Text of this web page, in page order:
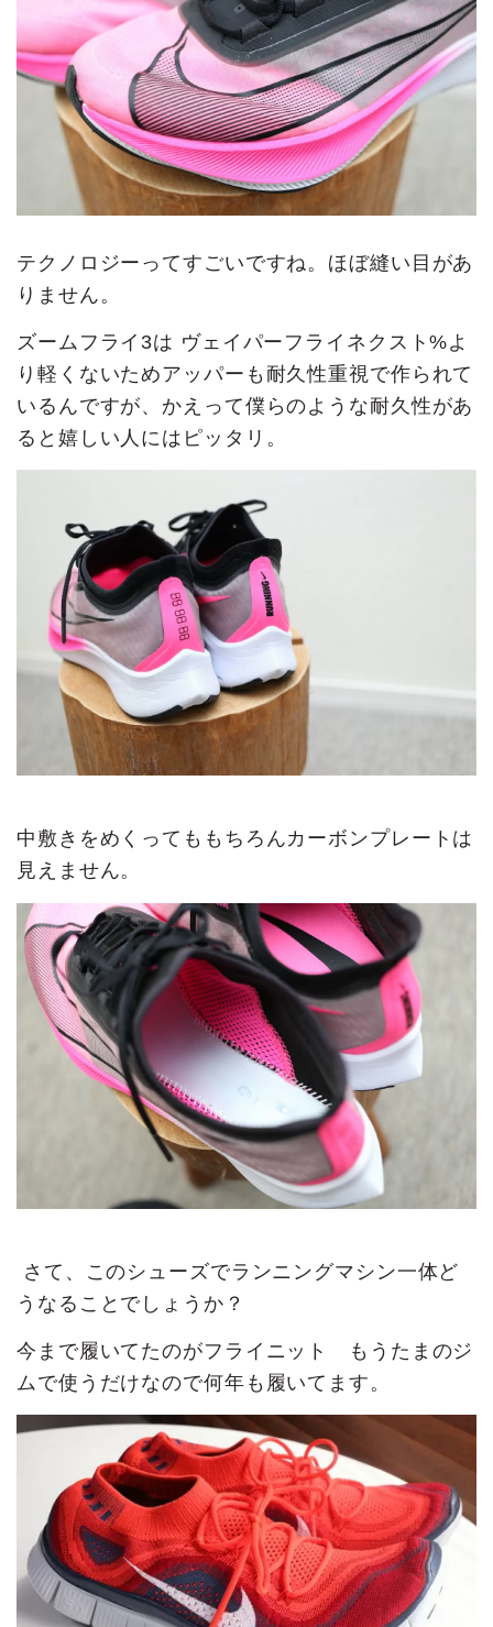
テクノロジーってすごいですね。ほぼ縫い目があ
りません。
ズームフライ3は ヴェイパーフライネクスト%よ
り軽くないためアッパーも耐久性重視で作られて
いるんですが、かえって僕らのような耐久性があ
ると嬉しい人にはピッタリ。
中敷きをめくってももちろんカーボンプレートは
見えません。
さて、このシューズでランニングマシン一体ど
うなることでしょうか？
今まで履いてたのがフライニット もうたまのジ
ムで使うだけなので何年も履いてます。